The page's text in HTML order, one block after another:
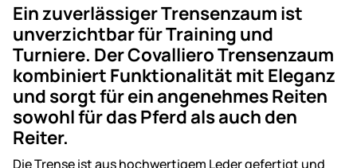
Ein zuverlässiger Trensenzaum ist
unverzichtbar für Training und
Turniere. Der Covalliero Trensenzaum
kombiniert Funktionalität mit Eleganz
und sorgt für ein angenehmes Reiten
sowohl für das Pferd als auch den
Reiter.
Die Trense ist aus hochwertigem Leder gefertigt und